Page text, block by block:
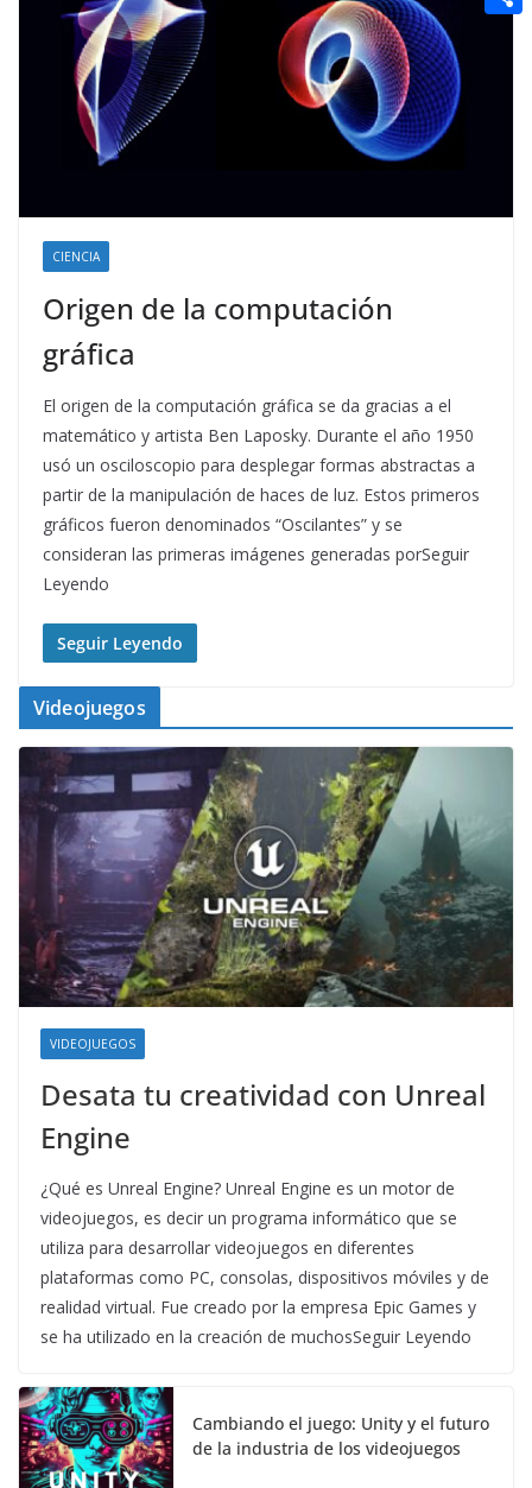
CIENCIA
Origen de la computación
gráfica
El origen de la computación gráfica se da gracias a el
matemático y artista Ben Laposky. Durante el año 1950
usó un osciloscopio para desplegar formas abstractas a
partir de la manipulación de haces de luz. Estos primeros
gráficos fueron denominados “Oscilantes” y se
consideran las primeras imágenes generadas porSeguir
Leyendo
Seguir Leyendo
Videojuegos
VIDEOJUEGOS
Desata tu creatividad con Unreal
Engine
¿Qué es Unreal Engine? Unreal Engine es un motor de
videojuegos, es decir un programa informático que se
utiliza para desarrollar videojuegos en diferentes
plataformas como PC, consolas, dispositivos móviles y de
realidad virtual. Fue creado por la empresa Epic Games y
se ha utilizado en la creación de muchosSeguir Leyendo
Cambiando el juego: Unity y el futuro
de la industria de los videojuegos
n
a
r